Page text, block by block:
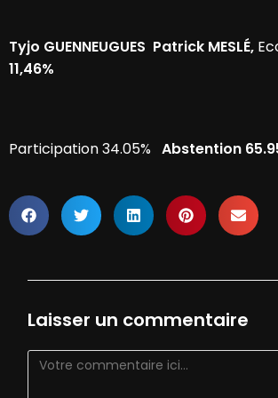
Tyjo GUENNEUGUES Patrick MESLÉ,
11,46%
Participation 34.05% Abstention
Laisser un commentaire